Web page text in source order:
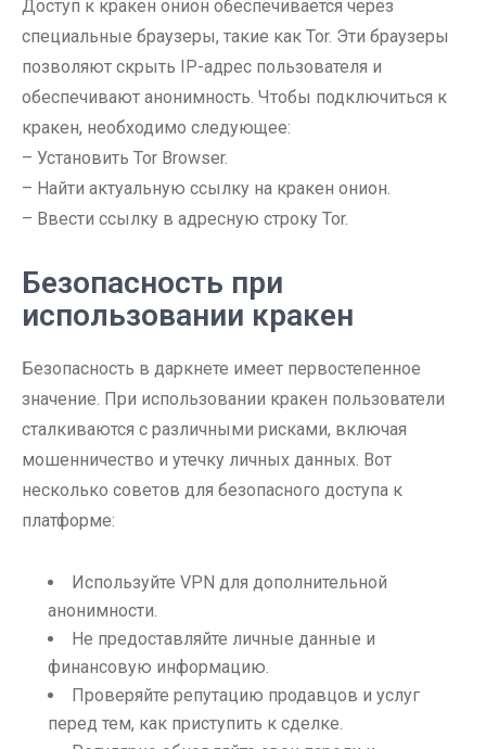
Доступ к кракен онион обеспечивается через
специальные браузеры, такие как Tor. Эти браузеры
позволяют скрыть IP-адрес пользователя и
обеспечивают анонимность. Чтобы подключиться к
кракен, необходимо следующее:
– Установить Tor Browser.
– Найти актуальную ссылку на кракен онион.
– Ввести ссылку в адресную строку Tor.
Безопасность при
использовании кракен
Безопасность в даркнете имеет первостепенное
значение. При использовании кракен пользователи
сталкиваются с различными рисками, включая
мошенничество и утечку личных данных. Вот
несколько советов для безопасного доступа к
платформе:
Используйте VPN для дополнительной
анонимности.
Не предоставляйте личные данные и
финансовую информацию.
Проверяйте репутацию продавцов и услуг
перед тем, как приступить к сделке.